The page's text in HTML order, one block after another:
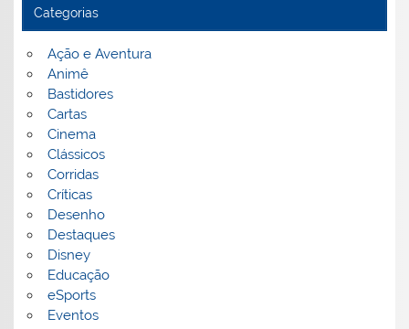
Categorias
Ação e Aventura
Animê
Bastidores
Cartas
Cinema
Clássicos
Corridas
Críticas
Desenho
Destaques
Disney
Educação
eSports
Eventos